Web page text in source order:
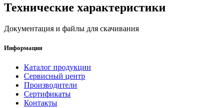
Технические характеристики
Документация и файлы для скачивания
Информация
Каталог продукции
Сервисный центр
Производители
Сертификаты
Контакты